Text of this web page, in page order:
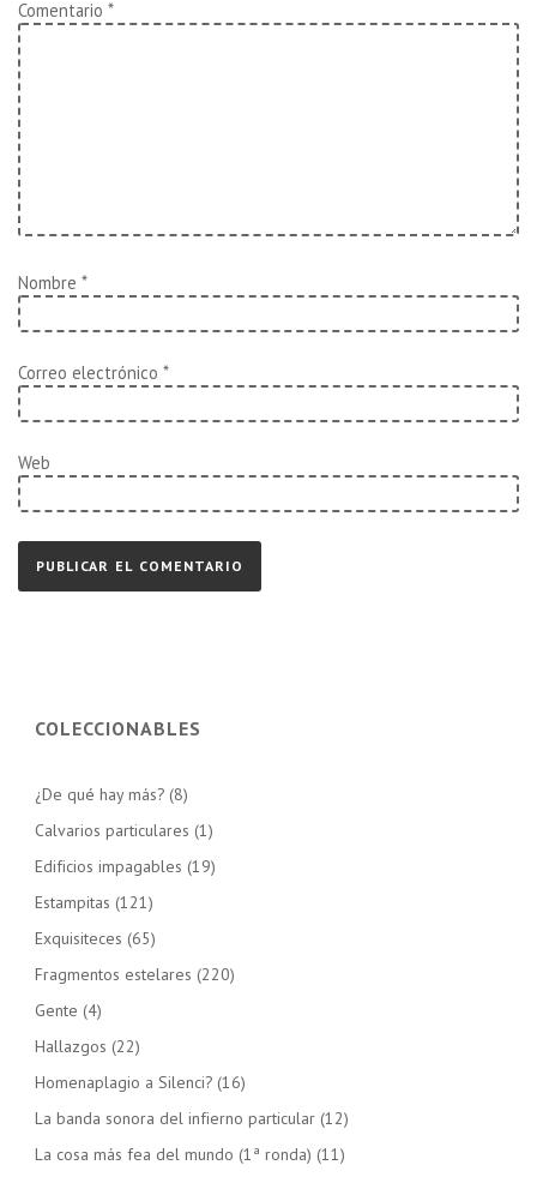
Comentario *
Nombre *
Correo electrónico *
Web
COLECCIONABLES
¿De qué hay más? (8)
Calvarios particulares (1)
Edificios impagables (19)
Estampitas (121)
Exquisiteces (65)
Fragmentos estelares (220)
Gente (4)
Hallazgos (22)
Homenaplagio a Silenci? (16)
La banda sonora del infierno particular (12)
La cosa más fea del mundo (1ª ronda) (11)